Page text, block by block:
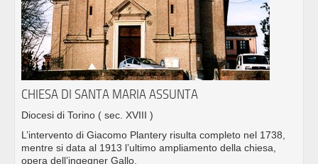
CHIESA DI SANTA MARIA ASSUNTA
Diocesi di Torino ( sec. XVIII )
L’intervento di Giacomo Plantery risulta completo nel 1738,
mentre si data al 1913 l’ultimo ampliamento della chiesa,
opera dell’ingegner Gallo.